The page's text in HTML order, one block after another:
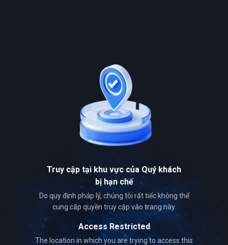
Truy cập tại khu vực của Quý khách
bị hạn chế
Do quy định pháp lý, chúng tôi rất tiếc không thể
cung cấp quyền truy cập vào trang này.
Access Restricted
The location in which you are trying to access this